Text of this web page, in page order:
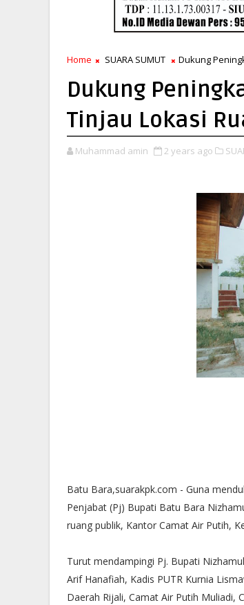
Home SUARA SUMUT Dukung
Dukung
Tinjau Lokasi
Muhammad amin 2 years ago
Batu Bara,suarakpk.com - Guna
Penjabat (Pj) Bupati Batu Bara
ruang publik, Kantor Camat Air Putih,
Turut mendampingi Pj. Bupati
Arif Hanafiah, Kadis PUTR Kurnia
Daerah Rijali, Camat Air Putih Muliadi,